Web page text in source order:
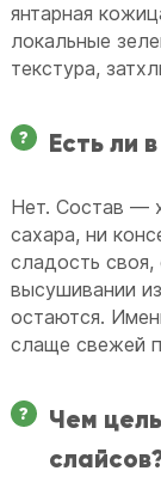
янтарная
локальные
текстура,
Есть ли
Нет. Состав —
сахара, ни
сладость своя,
высушивании
остаются.
слаще свежей
Чем